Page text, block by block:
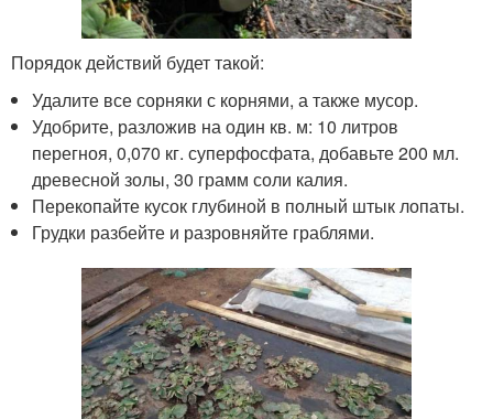
Порядок действий будет такой:
Удалите все сорняки с корнями, а также мусор.
Удобрите, разложив на один кв. м: 10 литров
перегноя, 0,070 кг. суперфосфата, добавьте 200 мл.
древесной золы, 30 грамм соли калия.
Перекопайте кусок глубиной в полный штык лопаты.
Грудки разбейте и разровняйте граблями.